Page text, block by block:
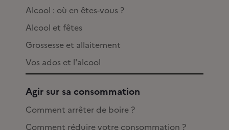
Alcool : où en êtes-vous ?
Alcool et fêtes
Grossesse et allaitement
Vos ados et l'alcool
Agir sur sa consommation
Comment arrêter de boire ?
Comment réduire votre consommation ?